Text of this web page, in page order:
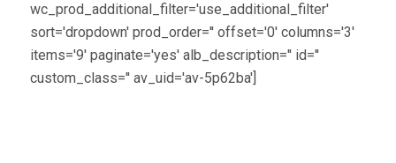
wc_prod_additional_filter='use_additional_filter'
sort='dropdown' prod_order='' offset='0' columns='3'
items='9' paginate='yes' alb_description='' id=''
custom_class='' av_uid='av-5p62ba']